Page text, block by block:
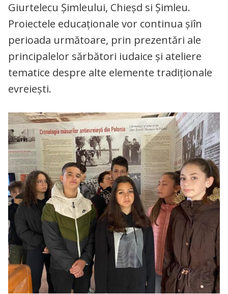
Giurtelecu Șimleului, Chieșd si Șimleu.
Proiectele educaționale vor continua șiîn
perioada următoare, prin prezentări ale
principalelor sărbători iudaice și ateliere
tematice despre alte elemente tradiționale
evreiești.